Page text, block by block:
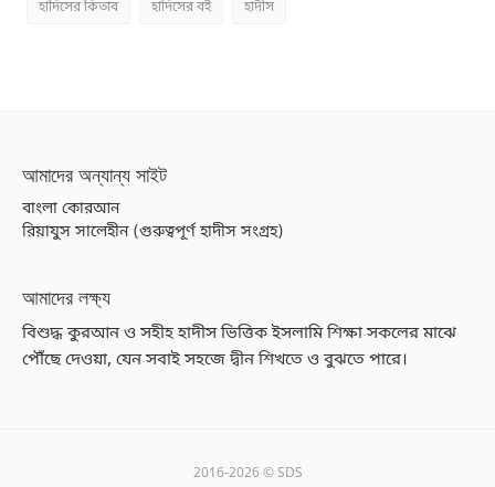
হাদিসের কিতাব হাদিসের বই হাদীস
আমাদের অন্যান্য সাইট
বাংলা কোরআন
রিয়াযুস সালেহীন (গুরুত্বপূর্ণ হাদীস সংগ্রহ)
আমাদের লক্ষ্য
বিশুদ্ধ কুরআন ও সহীহ হাদীস ভিত্তিক ইসলামি শিক্ষা সকলের মাঝে
পৌঁছে দেওয়া, যেন সবাই সহজে দ্বীন শিখতে ও বুঝতে পারে।
2016-2026 © SDS